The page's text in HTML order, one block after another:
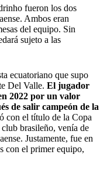
fueron los dos
Ambos eran
del equipo. Sin
sujeto a las
ecuatoriano que supo
Del Valle. El jugador
2022 por un valor
de salir campeón de la
con el título de la Copa
brasileño, venía de
Justamente, fue en
con el primer equipo,